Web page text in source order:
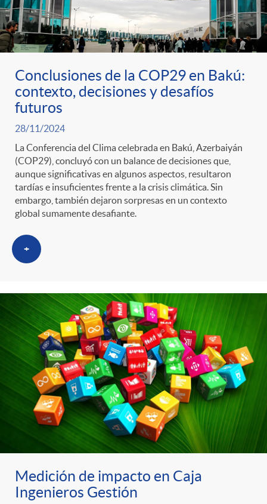
Conclusiones de la COP29 en Bakú:
contexto, decisiones y desafíos
futuros
28/11/2024
La Conferencia del Clima celebrada en Bakú, Azerbaiyán
(COP29), concluyó con un balance de decisiones que,
aunque significativas en algunos aspectos, resultaron
tardías e insuficientes frente a la crisis climática. Sin
embargo, también dejaron sorpresas en un contexto
global sumamente desafiante.
+
Medición de impacto en Caja
Ingenieros Gestión